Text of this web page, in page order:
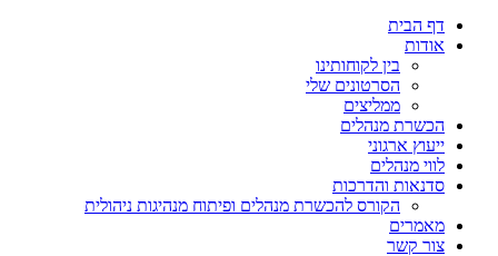
דף הבית
אודות
בין לקוחותינו
הסרטונים שלי
ממליצים
הכשרת מנהלים
ייעוץ ארגוני
לווי מנהלים
סדנאות והדרכות
הקורס להכשרת מנהלים ופיתוח מנהיגות ניהולית
מאמרים
צור קשר